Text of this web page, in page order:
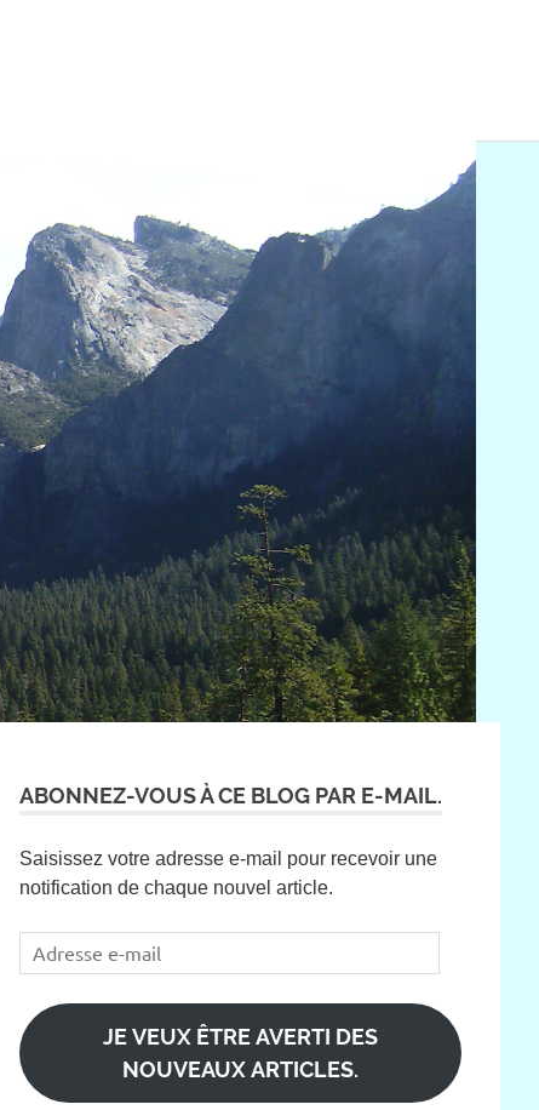
ABONNEZ-VOUS À CE BLOG PAR E-MAIL.
Saisissez votre adresse e-mail pour recevoir une
notification de chaque nouvel article.
Adresse
e-
mail
JE VEUX ÊTRE AVERTI DES
NOUVEAUX ARTICLES.